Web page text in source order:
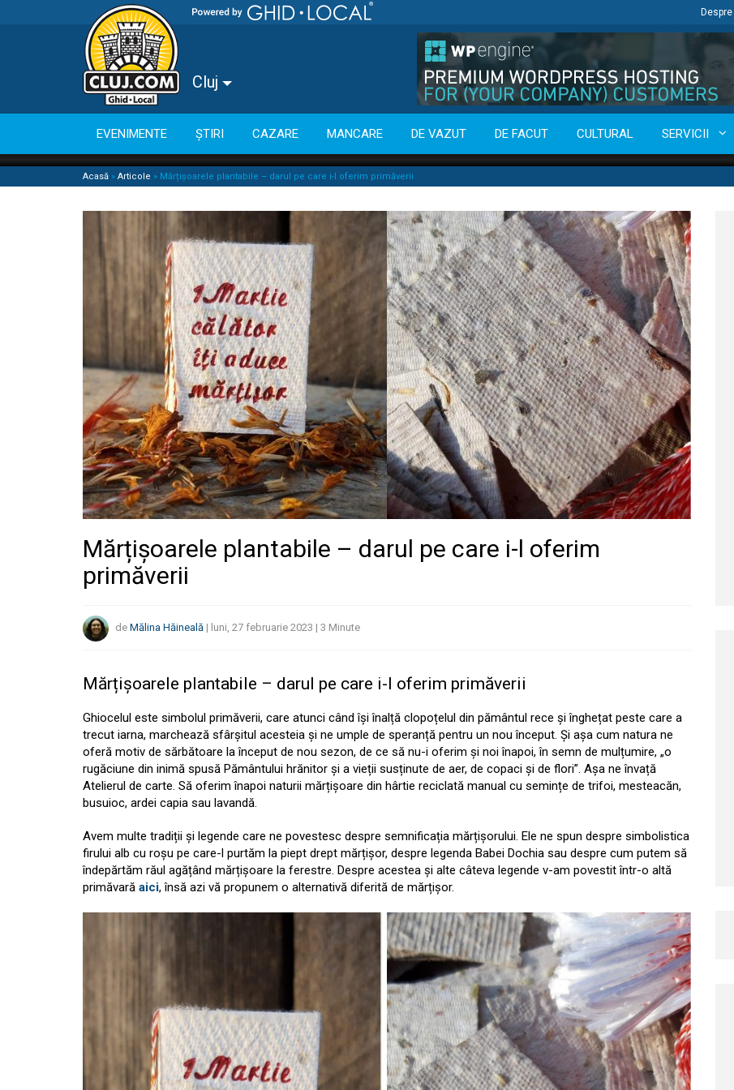
Cluj
EVENIMENTE ȘTIRI CAZARE MANCARE DE VAZUT DE FACUT CULTURAL SERVICII
Acasă » Articole » Mărțișoarele plantabile – darul pe care i-l oferim primăverii
Mărțișoarele plantabile – darul pe care i-l oferim
primăverii
de Mălina Hăineală | luni, 27 februarie 2023 | 3 Minute
Mărțișoarele plantabile – darul pe care i-l oferim primăverii
Ghiocelul este simbolul primăverii, care atunci când își înalță clopoțelul din pământul rece și înghețat peste care a
trecut iarna, marchează sfârșitul acesteia și ne umple de speranță pentru un nou început. Și așa cum natura ne
oferă motiv de sărbătoare la început de nou sezon, de ce să nu-i oferim și noi înapoi, în semn de mulțumire, „o
rugăciune din inimă spusă Pământului hrănitor și a vieții susținute de aer, de copaci și de flori”. Așa ne învață
Atelierul de carte. Să oferim înapoi naturii mărțișoare din hârtie reciclată manual cu semințe de trifoi, mesteacăn,
busuioc, ardei capia sau lavandă.
Avem multe tradiții și legende care ne povestesc despre semnificația mărțișorului. Ele ne spun despre simbolistica
firului alb cu roșu pe care-l purtăm la piept drept mărțișor, despre legenda Babei Dochia sau despre cum putem să
îndepărtăm răul agățând mărțișoare la ferestre. Despre acestea și alte câteva legende v-am povestit într-o altă
primăvară aici, însă azi vă propunem o alternativă diferită de mărțișor.